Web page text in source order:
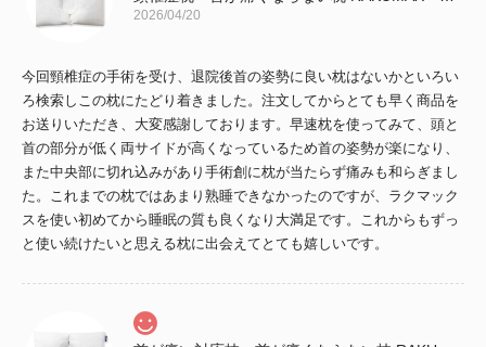
2026/04/20
今回頸椎症の手術を受け、退院後首の姿勢に良い枕はないかといろい
ろ検索しこの枕にたどり着きました。注文してからとても早く商品を
お送りいただき、大変感謝しております。早速枕を使ってみて、頭と
首の部分が低く両サイドが高くなっているため首の姿勢が楽になり、
また中央部に切れ込みがあり手術創に枕が当たらず痛みも和らぎまし
た。これまでの枕ではあまり熟睡できなかったのですが、ラクマック
スを使い初めてから睡眠の質も良くなり大満足です。これからもずっ
と使い続けたいと思える枕に出会えてとても嬉しいです。